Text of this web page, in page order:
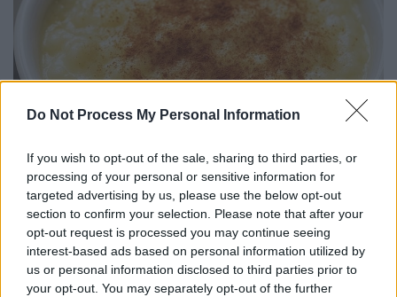
Do Not Process My Personal Information
If you wish to opt-out of the sale, sharing to third parties, or
processing of your personal or sensitive information for
targeted advertising by us, please use the below opt-out
section to confirm your selection. Please note that after your
opt-out request is processed you may continue seeing
interest-based ads based on personal information utilized by
us or personal information disclosed to third parties prior to
your opt-out. You may separately opt-out of the further
© ICookGreek